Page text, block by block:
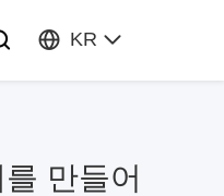
KR
만들어